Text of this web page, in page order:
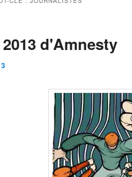
d'Amnesty